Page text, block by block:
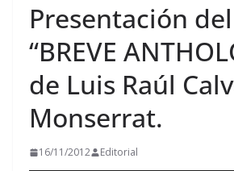
Presentación
“BREVE
de Luis Raúl
Monserrat.
16/11/2012 Editorial